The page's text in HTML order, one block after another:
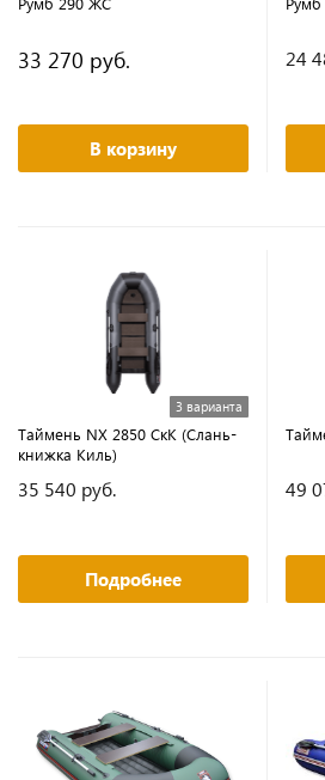
33 270 руб.
В корзину
24
3 варианта
Таймень NX 2850 СкК (Слань-
книжка Киль)
35 540 руб.
Подробнее
49